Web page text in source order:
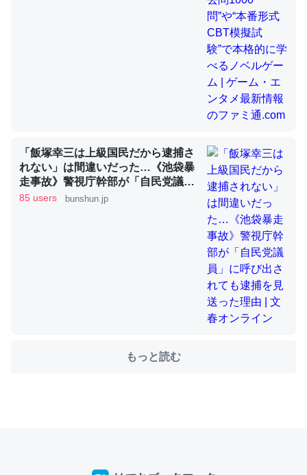
ウチもEchoを実家に置いて４年。でたまに覗いてる。ぼ
ちぼちRingも置こうかと画策中。あと、Googleマップで
位置情報を共有してる。電池残量や充電中かが分かるので
ちょうど同じ理由でEcho Show 8を設定中でした。Prime
とかSpotifyを支払う孝行もできる。一生で親と会える残
り時間を日数にすると1週間とかの人が多いそうだけど、
それを実質100倍以上に伸ばす効果があるはず……
─たまにLINEするくらいだった遠方の父67歳と僕。ITツール導入で
コミュニケーションが劇的に変化した｜tayorini by LIFULL介護
「飯塚幸三は上級国民だから逮捕さ
れない」は間違いだった…《池袋暴
走事故》警視庁幹部が「自民党議
員」に呼び出されても逮捕を見送っ
85 users bunshun.jp
もっと読む